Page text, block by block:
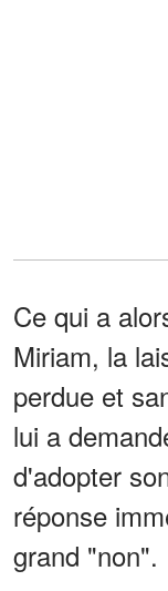
Ce qui a
Miriam, la
perdue et
lui a
d'adopter
réponse
grand "non".